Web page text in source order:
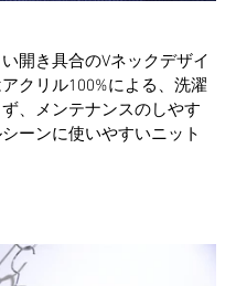
開き具合のVネックデザイ
クリル100%による、洗濯
、メンテナンスのしやす
ーンに使いやすいニット